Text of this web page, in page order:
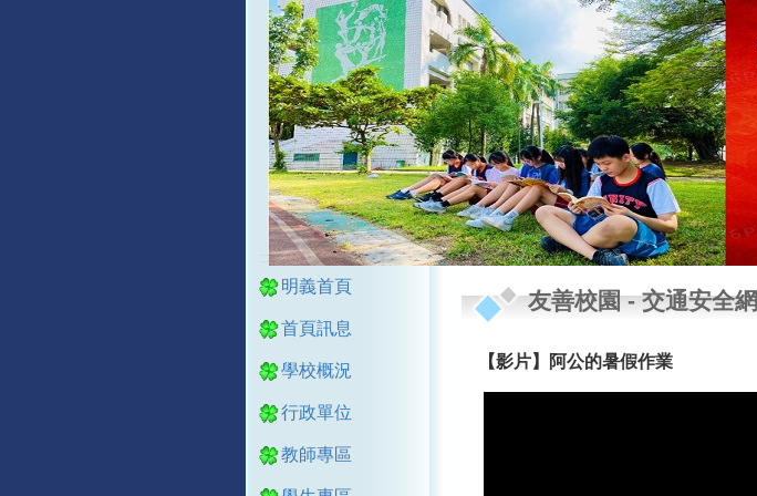
:::
明義首頁
首頁訊息
學校概況
行政單位
教師專區
:::
友善校園-交通安全網
【影片】阿公的暑假作業